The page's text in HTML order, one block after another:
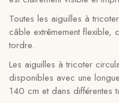
Toutes les aiguilles à
câble extrêmement flexible,
tordre.
Les aiguilles à tricoter
disponibles avec une
140 cm et dans différentes